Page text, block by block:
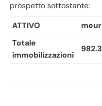
prospetto sottostante:
ATTIVO
meur
Totale
immobilizzazioni
982.3